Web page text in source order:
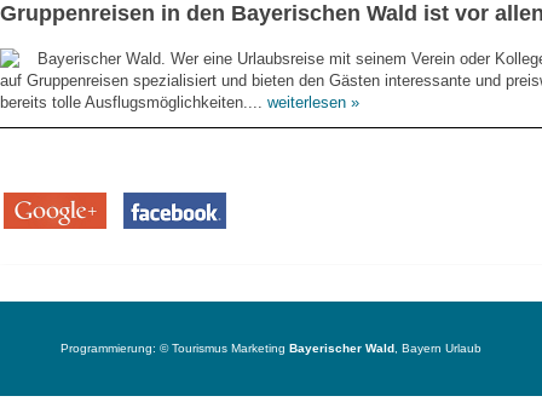
Gruppenreisen in den Bayerischen Wald ist vor
Bayerischer Wald. Wer eine Urlaubsreise mit seinem Verein oder
auf Gruppenreisen spezialisiert und bieten den Gästen interessante und
bereits tolle Ausflugsmöglichkeiten.... weiterlesen »
Programmierung: ©Tourismus Marketing Bayerischer Wald Bayern Urlaub